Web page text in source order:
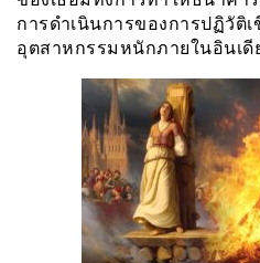
การดำเนินการของการปฏิวัติเ
อุตสาหกรรมหนักภายในอินเดี